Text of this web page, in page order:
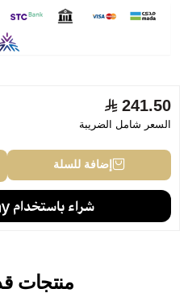
241.50
السعر شامل الضريبة
إضافة للسلة
منتجات